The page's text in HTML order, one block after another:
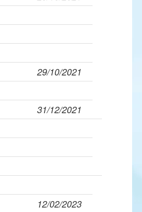
29/10/2021
31/12/2021
12/02/2023